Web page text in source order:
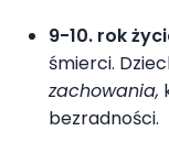
9-10. rok
śmierci.
zachowania,
bezradności.